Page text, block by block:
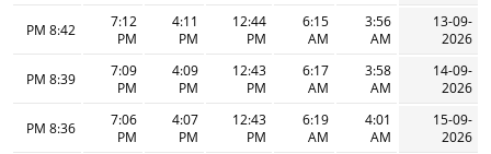
13-09-
2026
3:56
AM
6:15
AM
12:44
PM
4:11
PM
7:12
PM
8:42 PM
14-09-
2026
3:58
AM
6:17
AM
12:43
PM
4:09
PM
7:09
PM
8:39 PM
15-09-
2026
4:01
AM
6:19
AM
12:43
PM
4:07
PM
7:06
PM
8:36 PM